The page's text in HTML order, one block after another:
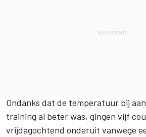
Ondanks dat de temperatuur bij
training al beter was, gingen vijf
vrijdagochtend onderuit vanwege